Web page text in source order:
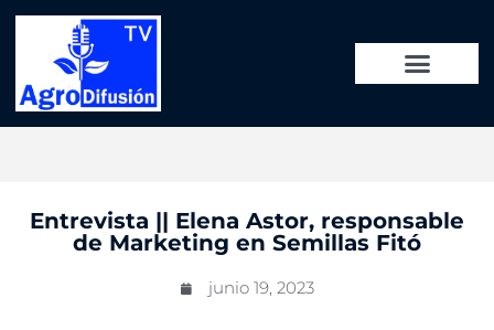
Entrevista || Elena Astor, responsable
de Marketing en Semillas Fitó
junio 19, 2023